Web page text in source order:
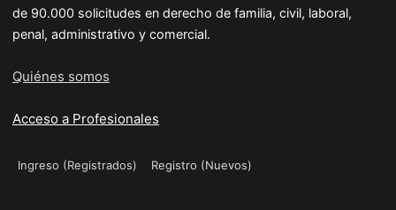
de 90.000 solicitudes en derecho de familia, civil, laboral,
penal, administrativo y comercial.
Quiénes somos
Acceso a Profesionales
Ingreso (Registrados) Registro (Nuevos)